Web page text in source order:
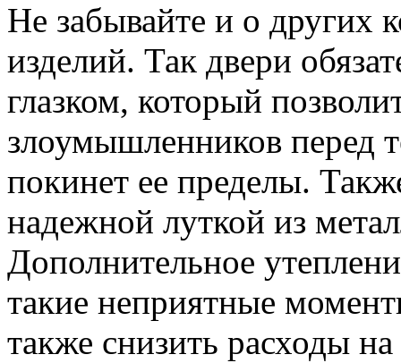
Не забывайте и о других
изделий. Так двери
глазком, который
злоумышленников перед
покинет ее пределы.
надежной луткой из
Дополнительное
такие неприятные
также снизить расходы